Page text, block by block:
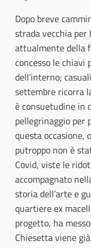
Dopo breve
strada vecchia
attualmente della
concesso le
dell’interno;
settembre ricorra
è consuetudine in
pellegrinaggio per
questa occasione,
putroppo non è
Covid, viste le
accompagnato
storia dell’arte e
quartiere ex
progetto, ha
Chiesetta viene